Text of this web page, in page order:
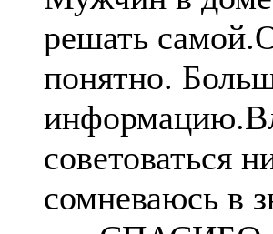
решать
понятно.
советоваться
сомневаюсь в